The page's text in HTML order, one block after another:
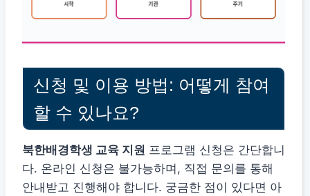
신청 및 이용 방법: 어떻게 참여
할 수 있나요?
북한배경학생 교육 지원 프로그램 신청은 간단합니
다. 온라인 신청은 불가능하며, 직접 문의를 통해
안내받고 진행해야 합니다. 궁금한 점이 있다면 아